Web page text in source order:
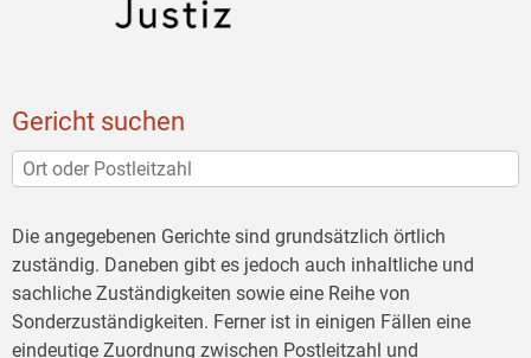
Gericht suchen
Die angegebenen Gerichte sind grundsätzlich örtlich
zuständig. Daneben gibt es jedoch auch inhaltliche und
sachliche Zuständigkeiten sowie eine Reihe von
Sonderzuständigkeiten. Ferner ist in einigen Fällen eine
eindeutige Zuordnung zwischen Postleitzahl und